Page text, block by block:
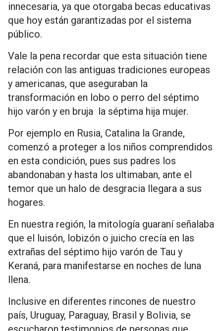
innecesaria, ya que otorgaba becas educativas
que hoy están garantizadas por el sistema
público.
Vale la pena recordar que esta situación tiene
relación con las antiguas tradiciones europeas
y americanas, que aseguraban la
transformación en lobo o perro del séptimo
hijo varón y en bruja la séptima hija mujer.
Por ejemplo en Rusia, Catalina la Grande,
comenzó a proteger a los niños comprendidos
en esta condición, pues sus padres los
abandonaban y hasta los ultimaban, ante el
temor que un halo de desgracia llegara a sus
hogares.
En nuestra región, la mitología guaraní señalaba
que el luisón, lobizón o juicho crecía en las
extrañas del séptimo hijo varón de Tau y
Keraná, para manifestarse en noches de luna
llena.
Inclusive en diferentes rincones de nuestro
país, Uruguay, Paraguay, Brasil y Bolivia, se